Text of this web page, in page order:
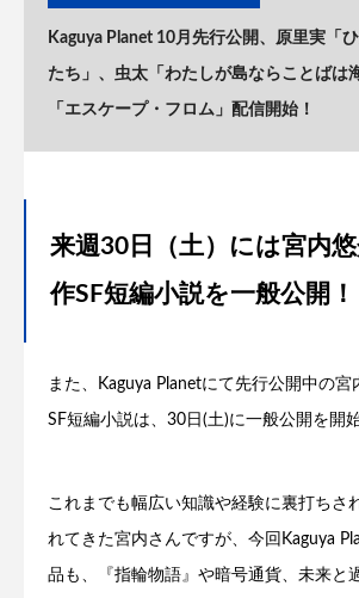
Kaguya Planet 10月先行公開、原里実「
たち」、虫太「わたしが島ならことばは
「エスケープ・フロム」配信開始！
来週30日（土）には宮内
作SF短編小説を一般公開！
また、Kaguya Planetにて先行公開中の
SF短編小説は、30日(土)に一般公開を開
これまでも幅広い知識や経験に裏打ちさ
れてきた宮内さんですが、今回Kaguya
品も、『指輪物語』や暗号通貨、未来と